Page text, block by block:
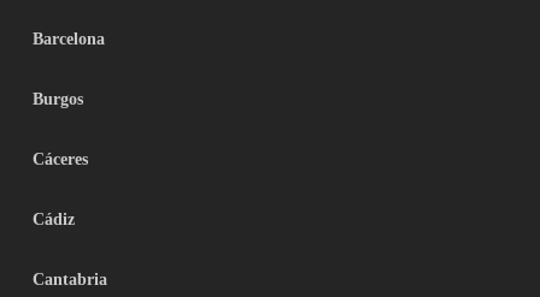
Barcelona
Burgos
Cáceres
Cádiz
Cantabria